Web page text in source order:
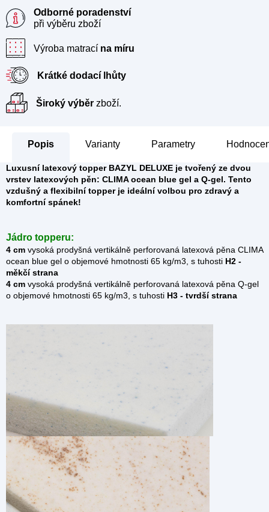
Odborné poradenství
při výběru zboží
Výroba matrací na míru
Krátké dodací lhůty
Široký výběr zboží.
Popis Parametry
Luxusní latexový topper BAZYL DELUXE je tvořený ze dvou
vrstev latexových pěn: CLIMA ocean blue gel a Q-gel. Tento
vzdušný a flexibilní topper je ideální volbou pro zdravý a
komfortní spánek!
Jádro topperu:
4 cm vysoká prodyšná vertikálně perforovaná latexová pěna CLIMA
ocean blue gel o objemové hmotnosti 65 kg/m3, s tuhosti H2 -
měkčí strana
4 cm vysoká prodyšná vertikálně perforovaná latexová pěna Q-gel
o objemové hmotnosti 65 kg/m3, s tuhosti H3 - tvrdší strana